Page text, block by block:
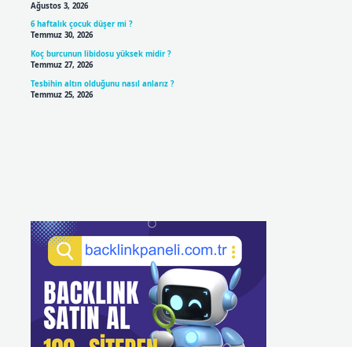
Ağustos 3, 2026
6 haftalık çocuk düşer mi ?
Temmuz 30, 2026
Koç burcunun libidosu yüksek midir ?
Temmuz 27, 2026
Tesbihin altın olduğunu nasıl anlarız ?
Temmuz 25, 2026